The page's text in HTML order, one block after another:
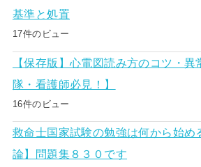
基準と処置
17件のビュー
【保存版】心電図読み方のコツ・
隊・看護師必見！】
16件のビュー
救命士国家試験の勉強は何から始
論】問題集８３０です